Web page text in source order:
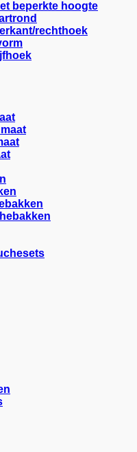
beperkte hoogte
rechthoek